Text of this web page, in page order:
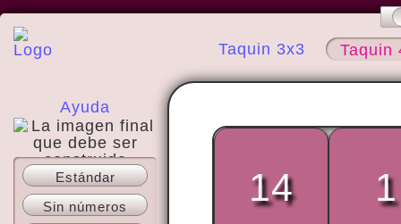
Taquin 3x3 Taquin
Ayuda
Acerca del sitio
Estándar
Sin números
14 1